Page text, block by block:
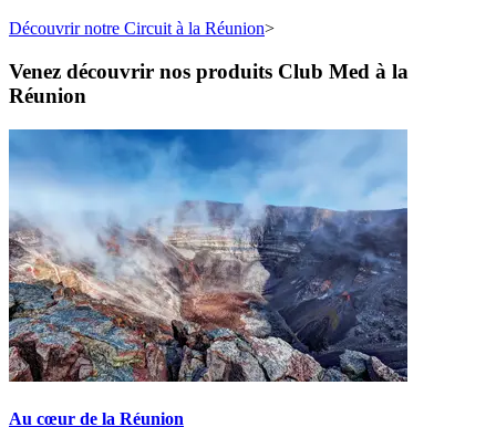
Découvrir notre Circuit à la Réunion>
Venez découvrir nos produits Club Med à la
Réunion
Au cœur de la Réunion